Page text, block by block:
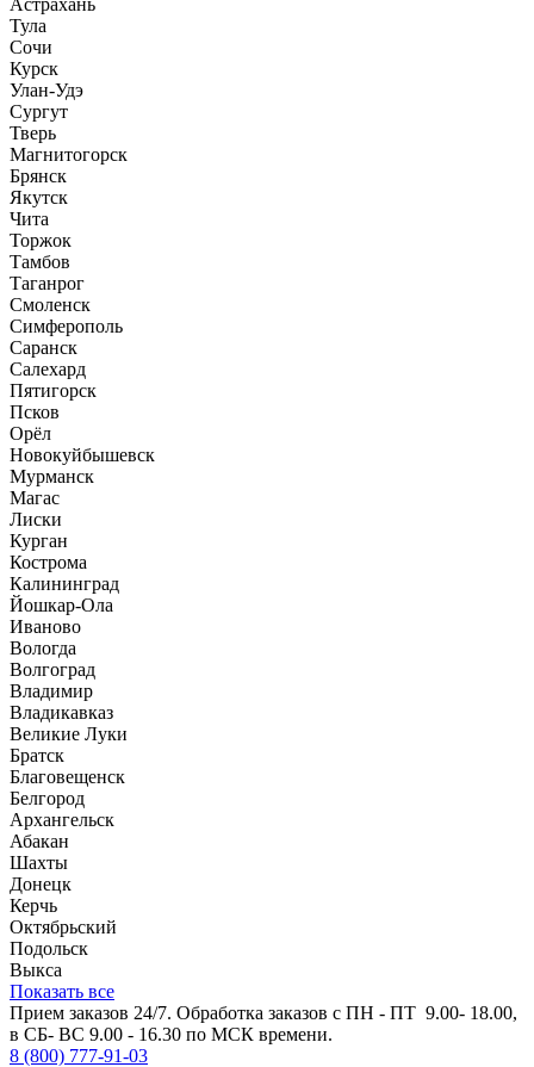
Астрахань
Тула
Сочи
Курск
Улан-Удэ
Сургут
Тверь
Магнитогорск
Брянск
Якутск
Чита
Торжок
Тамбов
Таганрог
Смоленск
Симферополь
Саранск
Салехард
Пятигорск
Псков
Орёл
Новокуйбышевск
Мурманск
Магас
Лиски
Курган
Кострома
Калининград
Йошкар-Ола
Иваново
Вологда
Волгоград
Владимир
Владикавказ
Великие Луки
Братск
Благовещенск
Белгород
Архангельск
Абакан
Шахты
Донецк
Керчь
Октябрьский
Подольск
Выкса
Показать все
Прием заказов 24/7. Обработка заказов с ПН - ПТ 9.00- 18.00,
в СБ- ВС 9.00 - 16.30 по МСК времени.
8 (800) 777-91-03